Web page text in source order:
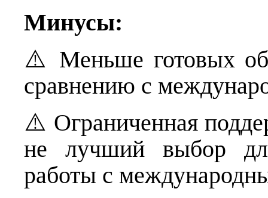
Минусы:
⚠️ Меньше готовых
сравнению с
⚠️ Ограниченная
не лучший выбор
работы с